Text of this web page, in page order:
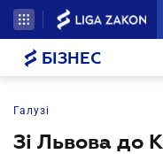
БІЗНЕС
Галузі
Зі Львова до